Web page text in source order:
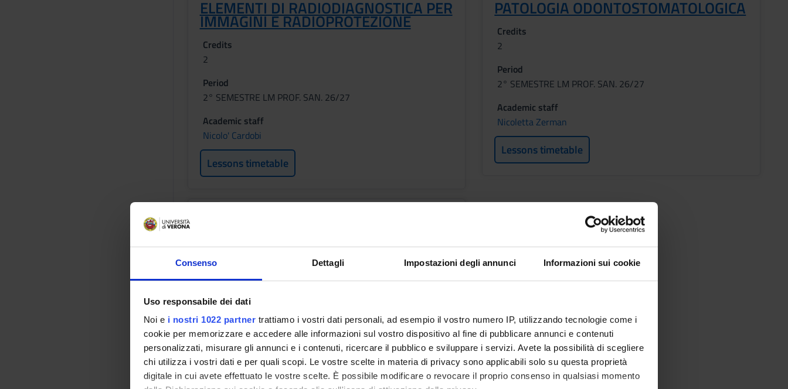
Consenso Dettagli Impostazioni degli annunci Informazioni sui cookie
Uso responsabile dei dati
Noi e i nostri 1022 partner trattiamo i vostri dati personali, ad esempio il vostro numero IP, utilizzando tecnologie come i
cookie per memorizzare e accedere alle informazioni sul vostro dispositivo al fine di pubblicare annunci e contenuti
personalizzati, misurare gli annunci e i contenuti, ricercare il pubblico e sviluppare i servizi. Avete la possibilità di scegliere
chi utilizza i vostri dati e per quali scopi. Le vostre scelte in materia di privacy sono applicabili solo su questa proprietà
digitale in cui avete effettuato le vostre scelte. È possibile modificare o revocare il proprio consenso in qualsiasi momento
ELEMENTI DI RADIODIAGNOSTICA PER
IMMAGINI E RADIOPROTEZIONE
Credits
2
Period
2° SEMESTRE LM PROF. SAN. 26/27
Academic staff
Nicolo' Cardobi
Lessons timetable
PATOLOGIA ODONTOSTOMATOLOGICA
Credits
2
Period
2° SEMESTRE LM PROF. SAN. 26/27
Academic staff
Nicoletta Zerman
Lessons timetable
Period
Academic staff
Patrizia Scapini
Lessons timetable